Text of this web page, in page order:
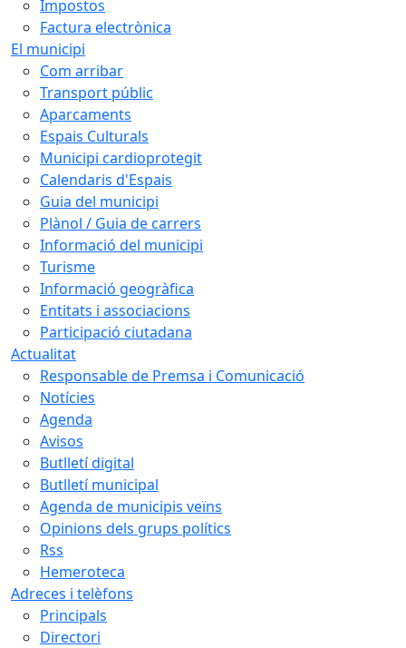
Impostos
Factura electrònica
El municipi
Com arribar
Transport públic
Aparcaments
Espais Culturals
Municipi cardioprotegit
Calendaris d'Espais
Guia del municipi
Plànol / Guia de carrers
Informació del municipi
Turisme
Informació geogràfica
Entitats i associacions
Participació ciutadana
Actualitat
Responsable de Premsa i Comunicació
Notícies
Agenda
Avisos
Butlletí digital
Butlletí municipal
Agenda de municipis veïns
Opinions dels grups polítics
Rss
Hemeroteca
Adreces i telèfons
Principals
Directori